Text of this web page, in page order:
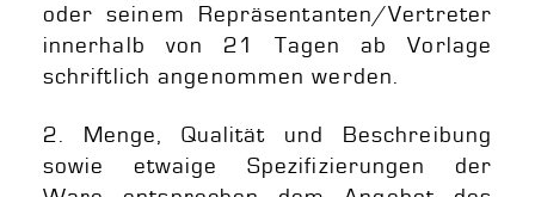
oder seinem Repräsentanten/Vertreter
innerhalb von 21 Tagen ab Vorlage
schriftlich angenommen werden.
2. Menge, Qualität und Beschreibung
sowie etwaige Spezifizierungen der